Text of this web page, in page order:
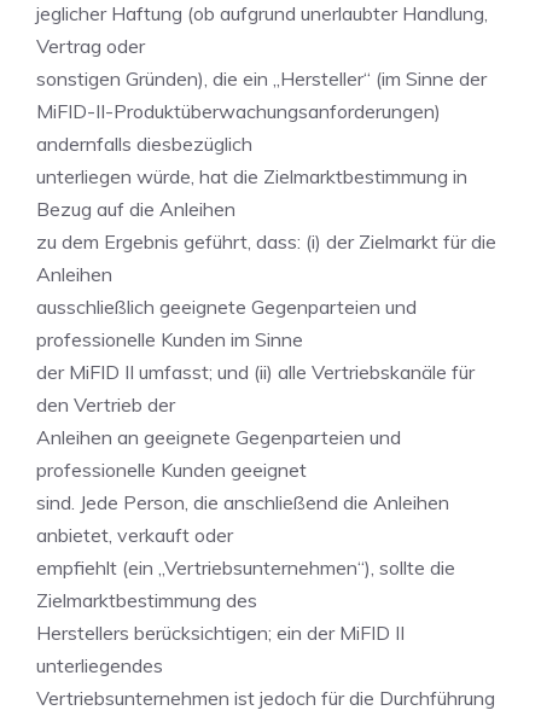
jeglicher Haftung (ob aufgrund unerlaubter Handlung,
Vertrag oder
sonstigen Gründen), die ein „Hersteller“ (im Sinne der
MiFID-II-Produktüberwachungsanforderungen)
andernfalls diesbezüglich
unterliegen würde, hat die Zielmarktbestimmung in
Bezug auf die Anleihen
zu dem Ergebnis geführt, dass: (i) der Zielmarkt für die
Anleihen
ausschließlich geeignete Gegenparteien und
professionelle Kunden im Sinne
der MiFID II umfasst; und (ii) alle Vertriebskanäle für
den Vertrieb der
Anleihen an geeignete Gegenparteien und
professionelle Kunden geeignet
sind. Jede Person, die anschließend die Anleihen
anbietet, verkauft oder
empfiehlt (ein „Vertriebsunternehmen“), sollte die
Zielmarktbestimmung des
Herstellers berücksichtigen; ein der MiFID II
unterliegendes
Vertriebsunternehmen ist jedoch für die Durchführung